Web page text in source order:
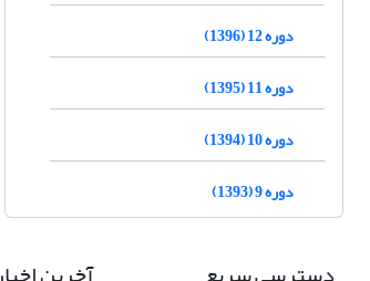
دوره 12 (1396)
دوره 11 (1395)
دوره 10 (1394)
دوره 9 (1393)